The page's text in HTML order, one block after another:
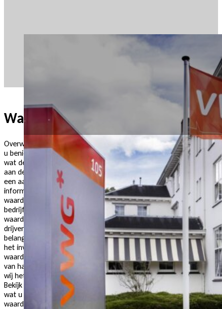
Waardebepaling
Overweegt u om uw onderneming te verkopen of bent
u benieuwd wat u met uw bedrijf heeft opgebouwd en
wat de onderneming zou kunnen opleveren? Ga dan nu
aan de slag met onze waarderingstool. Aan de hand van
een aantal vragen en indien nodig wat aanvullende
informatie gaan wij voor u aan de slag met een
waardebepaling die wordt toegelicht in een uniek
bedrijfsrapport. U krijgt hiermee inzicht in de huidige
waarde van uw onderneming, maar ook in waarde-
drijvende factoren, bedrijfsrisico’s en nog meer
belangrijke aspecten. U ontvangt op korte termijn na
het invullen van de benodigde informatie een
waarderingsrapport van ons en indien wenselijk bent u
van harte welkom bij ons op kantoor Nijmegen waarin
wij het waarderingsrapport verder kunnen toelichten.
Bekijk
een beknopt voorbeeldrapportage om te zien
wat u kunt verwachten. De kosten voor de
waardebepaling bedragen € 2.250,- excl. BTW.